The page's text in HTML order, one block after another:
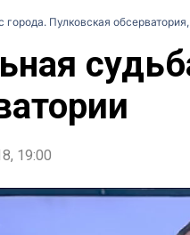
города. Пулковская
19:00